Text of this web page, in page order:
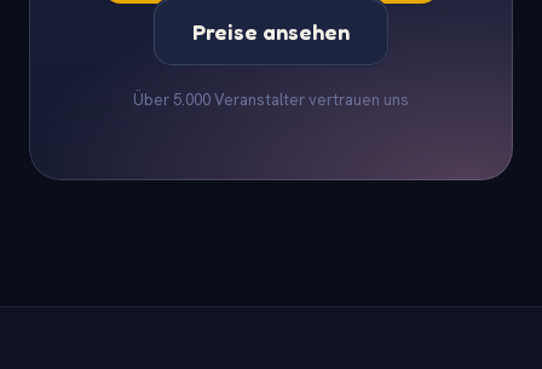
Preise ansehen
Über 5.000 Veranstalter vertrauen uns